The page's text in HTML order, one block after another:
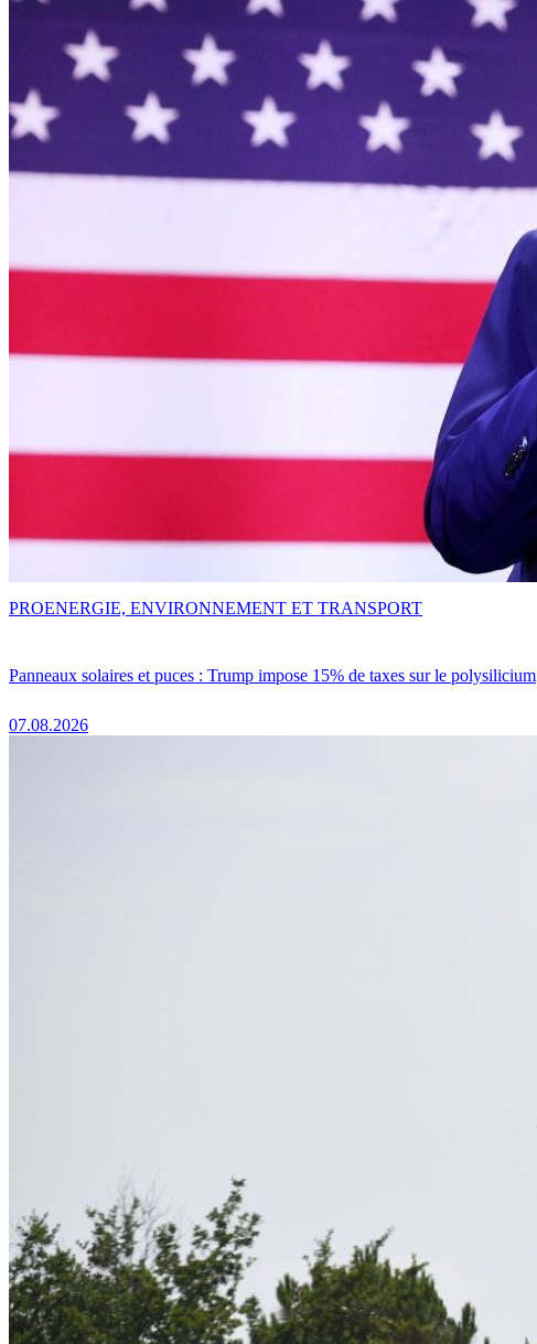
Panneaux solaires et puces : Trump impose 15% de taxes sur le polysilicium
07.08.2026
PROENERGIE, ENVIRONNEMENT ET TRANSPORT